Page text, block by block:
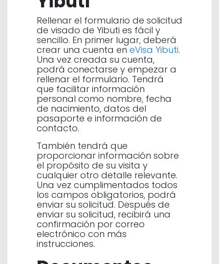
Rellenar el formulario de solicitud
de visado de Yibuti es fácil y
sencillo. En primer lugar, deberá
crear una cuenta en eVisa Yibuti.
Una vez creada su cuenta,
podrá conectarse y empezar a
rellenar el formulario. Tendrá
que facilitar información
personal como nombre, fecha
de nacimiento, datos del
pasaporte e información de
contacto.
También tendrá que
proporcionar información sobre
el propósito de su visita y
cualquier otro detalle relevante.
Una vez cumplimentados todos
los campos obligatorios, podrá
enviar su solicitud. Después de
enviar su solicitud, recibirá una
confirmación por correo
electrónico con más
instrucciones.